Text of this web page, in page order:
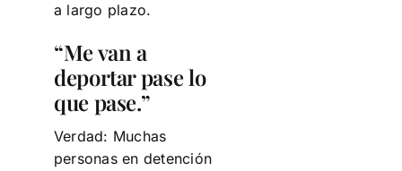
a largo plazo.
“Me van a
deportar pase lo
que pase.”
Verdad: Muchas
personas en detención